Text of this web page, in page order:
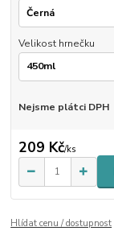
Velikost hrnečku
Nejsme plátci DPH
209 Kč/ks
Hlídat cenu / dostupnost